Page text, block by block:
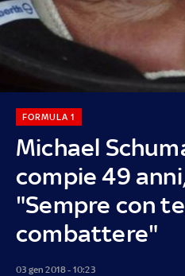
Michael
compie 49
"Sempre con
combattere"
FORMULA 1
03 gen 2018 - 10:23